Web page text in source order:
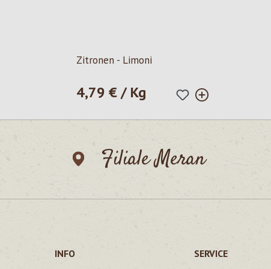
Zitronen - Limoni
Regulärer Preis:
4,79 € / Kg
Filiale Meran
INFO SERVICE